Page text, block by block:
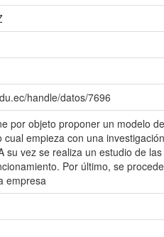
handle/datos/7696
por objeto proponer un modelo
cual empieza con una
su vez se realiza un estudio de
Por último, se
empresa